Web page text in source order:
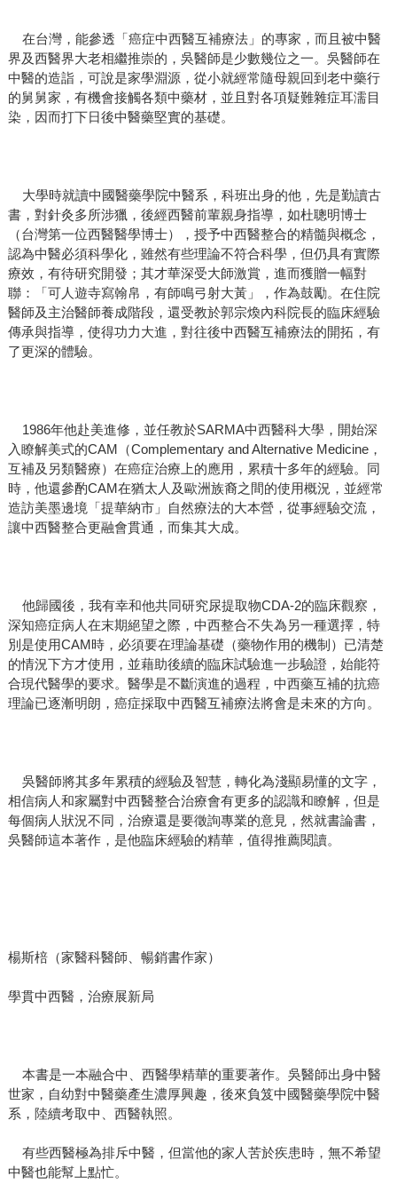
在台灣，能參透「癌症中西醫互補療法」的專家，而且被中醫
界及西醫界大老相繼推崇的，吳醫師是少數幾位之一。吳醫師在
中醫的造詣，可說是家學淵源，從小就經常隨母親回到老中藥行
的舅舅家，有機會接觸各類中藥材，並且對各項疑難雜症耳濡目
染，因而打下日後中醫藥堅實的基礎。
大學時就讀中國醫藥學院中醫系，科班出身的他，先是勤讀古
書，對針灸多所涉獵，後經西醫前輩親身指導，如杜聰明博士
（台灣第一位西醫醫學博士），授予中西醫整合的精髓與概念，
認為中醫必須科學化，雖然有些理論不符合科學，但仍具有實際
療效，有待研究開發；其才華深受大師激賞，進而獲贈一幅對
聯：「可人遊寺寫翰帛，有師鳴弓射大黃」，作為鼓勵。在住院
醫師及主治醫師養成階段，還受教於郭宗煥內科院長的臨床經驗
傳承與指導，使得功力大進，對往後中西醫互補療法的開拓，有
了更深的體驗。
1986年他赴美進修，並任教於SARMA中西醫科大學，開始深
入瞭解美式的CAM（Complementary and Alternative Medicine，
互補及另類醫療）在癌症治療上的應用，累積十多年的經驗。同
時，他還參酌CAM在猶太人及歐洲族裔之間的使用概況，並經常
造訪美墨邊境「提華納市」自然療法的大本營，從事經驗交流，
讓中西醫整合更融會貫通，而集其大成。
他歸國後，我有幸和他共同研究尿提取物CDA-2的臨床觀察，
深知癌症病人在末期絕望之際，中西整合不失為另一種選擇，特
別是使用CAM時，必須要在理論基礎（藥物作用的機制）已清楚
的情況下方才使用，並藉助後續的臨床試驗進一步驗證，始能符
合現代醫學的要求。醫學是不斷演進的過程，中西藥互補的抗癌
理論已逐漸明朗，癌症採取中西醫互補療法將會是未來的方向。
吳醫師將其多年累積的經驗及智慧，轉化為淺顯易懂的文字，
相信病人和家屬對中西醫整合治療會有更多的認識和瞭解，但是
每個病人狀況不同，治療還是要徵詢專業的意見，然就書論書，
吳醫師這本著作，是他臨床經驗的精華，值得推薦閱讀。
楊斯棓（家醫科醫師、暢銷書作家）
學貫中西醫，治療展新局
本書是一本融合中、西醫學精華的重要著作。吳醫師出身中醫
世家，自幼對中醫藥產生濃厚興趣，後來負笈中國醫藥學院中醫
系，陸續考取中、西醫執照。
有些西醫極為排斥中醫，但當他的家人苦於疾患時，無不希望
中醫也能幫上點忙。